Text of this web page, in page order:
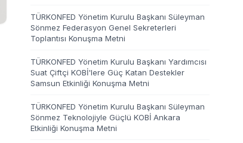
TÜRKONFED Yönetim Kurulu Başkanı Süleyman
Sönmez Federasyon Genel Sekreterleri
Toplantısı Konuşma Metni
TÜRKONFED Yönetim Kurulu Başkanı Yardımcısı
Suat Çiftçi KOBİ'lere Güç Katan Destekler
Samsun Etkinliği Konuşma Metni
TÜRKONFED Yönetim Kurulu Başkanı Süleyman
Sönmez Teknolojiyle Güçlü KOBİ Ankara
Etkinliği Konuşma Metni